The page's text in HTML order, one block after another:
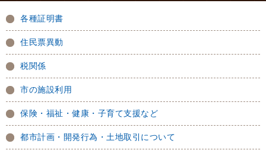
各種証明書
住民票異動
税関係
市の施設利用
保険・福祉・健康・子育て支援など
都市計画・開発行為・土地取引について